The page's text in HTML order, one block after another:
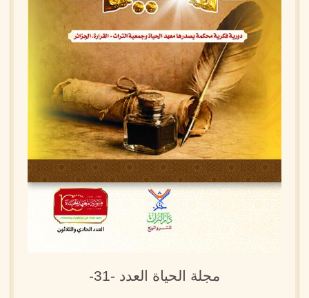
مجلة الحياة العدد -31-